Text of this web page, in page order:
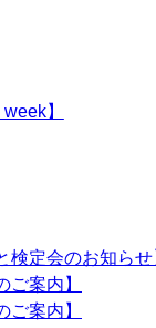
】
検定会のお知らせ
ご案内】
ご案内】